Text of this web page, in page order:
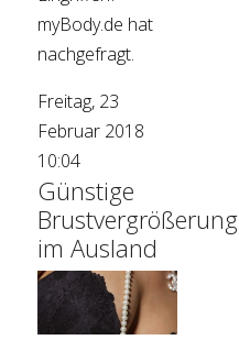
myBody.de hat
nachgefragt.
Freitag, 23
Februar 2018
10:04
Günstige
Brustvergrößerung
im Ausland